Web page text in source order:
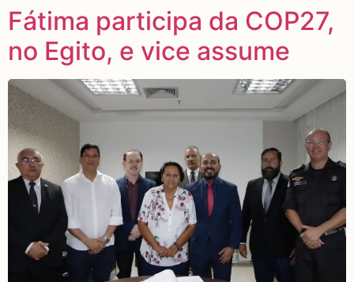
Fátima participa da COP27,
no Egito, e vice assume